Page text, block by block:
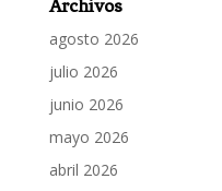
Archivos
agosto 2026
julio 2026
junio 2026
mayo 2026
abril 2026